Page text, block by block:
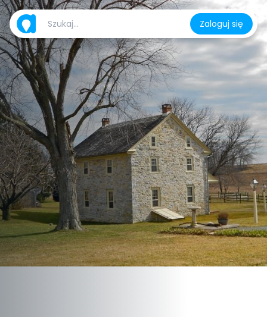
Zaloguj się